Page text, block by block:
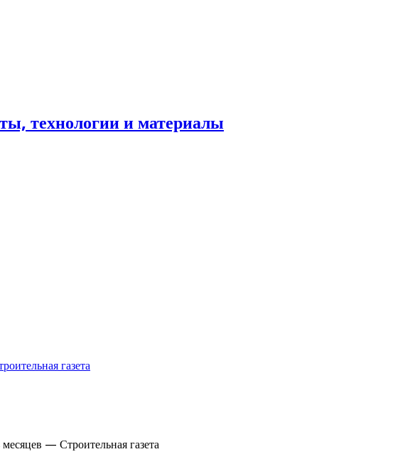
технологии и материалы
газета
— Строительная газета